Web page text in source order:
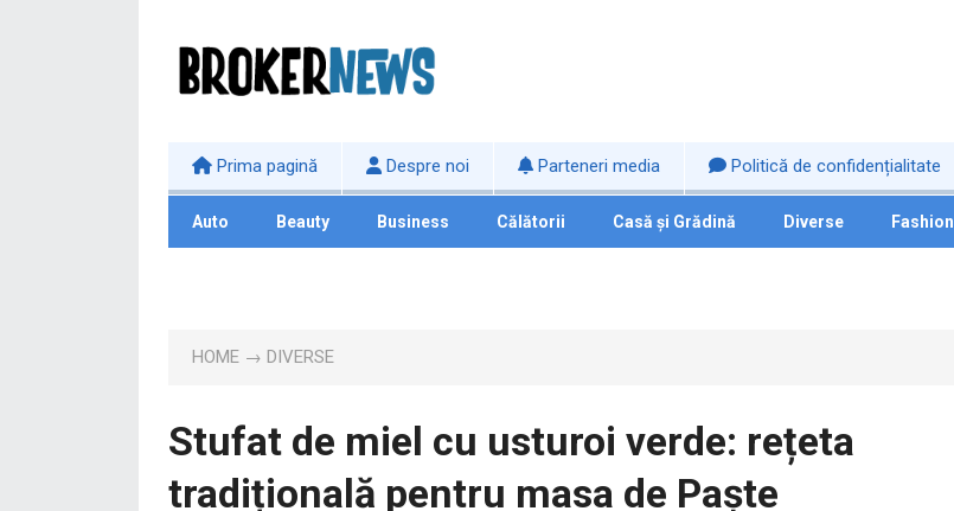
Prima pagină Despre noi Parteneri media Politică de confidențialitate
Auto Beauty Business Călătorii Casă și Grădină Diverse Fashion
HOME → DIVERSE
Stufat de miel cu usturoi verde: rețeta
tradițională pentru masa de Paște